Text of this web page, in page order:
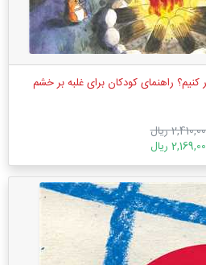
کنیم؟ راهنمای کودکان برای غلبه بر خشم
ریال
ریال